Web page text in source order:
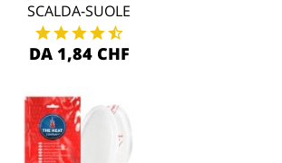
SCALDA-SUOLE
DA 1,84 CHF